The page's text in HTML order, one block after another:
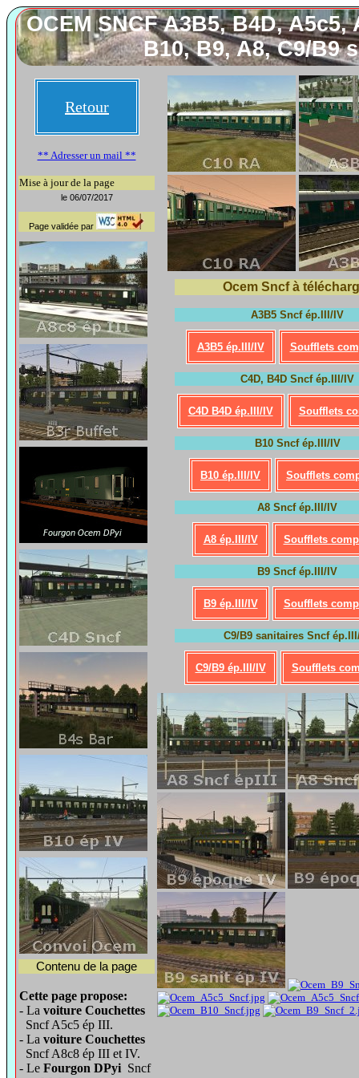
OCEM SNCF A3B5, B4D, A5c5,
B10, B9, A8, C9/B9
Retour
** Adresser un mail **
Mise à jour de la page
le 06/07/2017
Page validée par
Contenu de la page
Cette page propose:
- La voiture Couchettes
Sncf A5c5 ép III.
- La voiture Couchettes
Sncf A8c8 ép III et IV.
- Le Fourgon DPyi Sncf
Ocem Sncf à
A3B5 Sncf ép.III/IV
A3B5 ép.III/IV Soufflets
C4D, B4D Sncf ép.III/IV
C4D B4D ép.III/IV Soufflets
B10 Sncf ép.III/IV
B10 ép.III/IV Soufflets
A8 Sncf ép.III/IV
A8 ép.III/IV Soufflets
B9 Sncf ép.III/IV
B9 ép.III/IV Soufflets
C9/B9 sanitaires Sncf
C9/B9 ép.III/IV Soufflets